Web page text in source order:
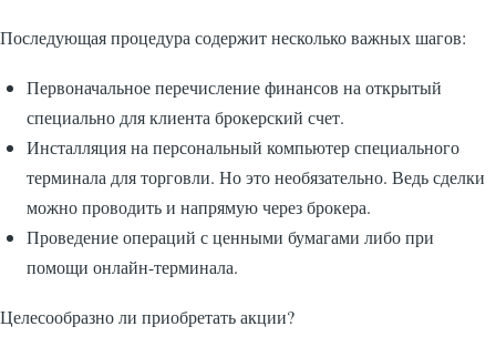
Последующая процедура содержит несколько важных шагов:
Первоначальное перечисление финансов на открытый
специально для клиента брокерский счет.
Инсталляция на персональный компьютер специального
терминала для торговли. Но это необязательно. Ведь сделки
можно проводить и напрямую через брокера.
Проведение операций с ценными бумагами либо при
помощи онлайн-терминала.
Целесообразно ли приобретать акции?